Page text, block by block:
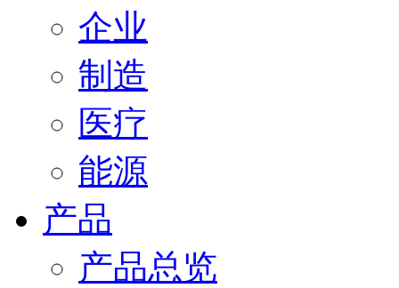
企业
制造
医疗
能源
产品
产品总览